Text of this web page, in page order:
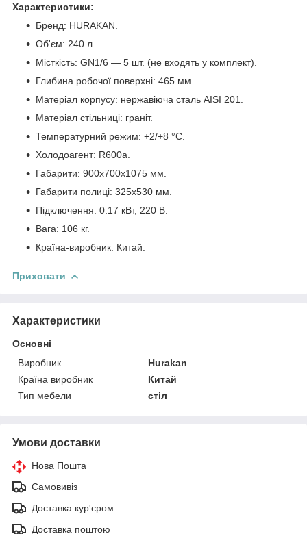
Характеристики:
Бренд: HURAKAN.
Об'єм: 240 л.
Місткість: GN1/6 — 5 шт. (не входять у комплект).
Глибина робочої поверхні: 465 мм.
Матеріал корпусу: нержавіюча сталь AISI 201.
Матеріал стільниці: граніт.
Температурний режим: +2/+8 °С.
Холодоагент: R600а.
Габарити: 900x700x1075 мм.
Габарити полиці: 325x530 мм.
Підключення: 0.17 кВт, 220 В.
Вага: 106 кг.
Країна-виробник: Китай.
Приховати
Характеристики
Основні
Виробник
Hurakan
Країна виробник
Китай
Тип мебели
стіл
Умови доставки
Нова Пошта
Самовивіз
Доставка кур'єром
Доставка поштою